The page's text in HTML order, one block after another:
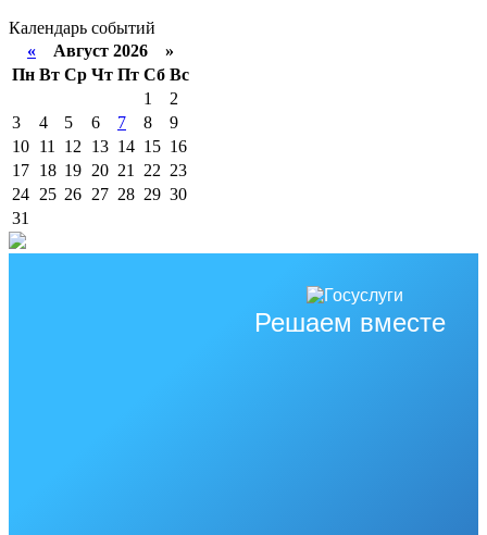
Календарь событий
« Август 2026 »
Пн Вт Ср Чт Пт Сб Вс
1
2
3
4 5 6 7 8
9
10 11 12 13 14 15 16
17 18 19 20 21 22 23
24 25 26 27 28 29 30
31
Решаем вместе